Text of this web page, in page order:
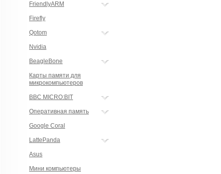
FriendlyARM
Firefly
Qotom
Nvidia
BeagleBone
Карты памяти для
микрокомпьютеров
BBC MICRO:BIT
Оперативная память
Google Coral
LattePanda
Asus
Мини компьютеры